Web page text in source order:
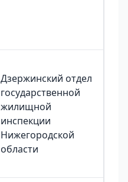
Дзержинский отдел
государственной
жилищной
инспекции
Нижегородской
области